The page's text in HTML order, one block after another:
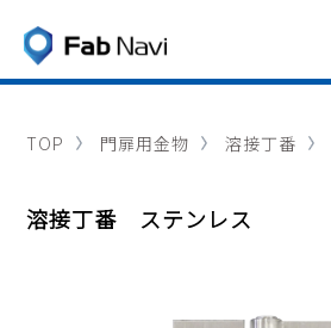
TOP 門扉用金物 溶接丁番
溶接丁番 ステンレス